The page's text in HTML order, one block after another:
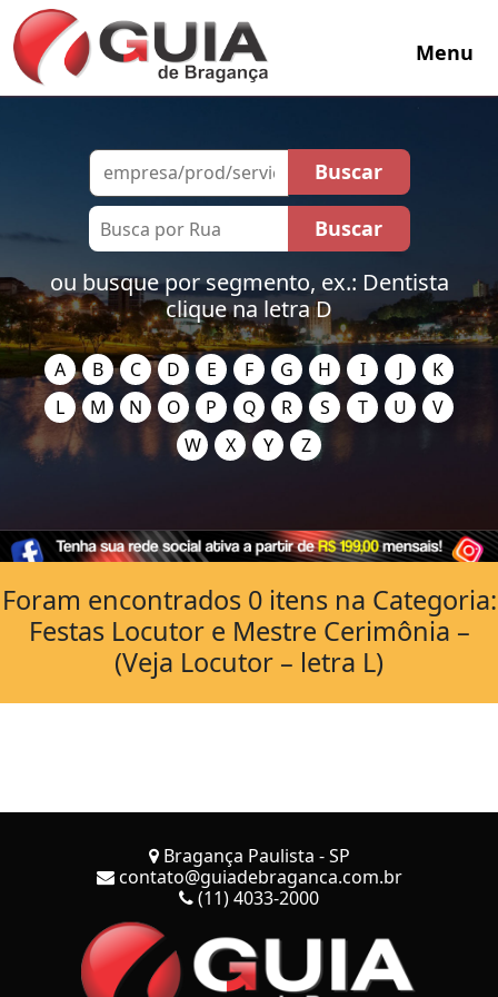
Menu
ou busque por segmento, ex.: Dentista
clique na letra D
A B C D E F G H I J
K
L
M N O P Q R S T U
V
W
X Y Z
Foram encontrados 0 itens na Categoria:
Festas Locutor e Mestre Cerimônia –
(Veja Locutor – letra L)
Bragança Paulista - SP
contato@guiadebraganca.com.br
(11) 4033-2000